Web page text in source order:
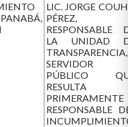
LIC. JORGE
PÉREZ,
RESPONSABLE
LA UNIDAD
TRANSPARENCIA,
SERVIDOR
PÚBLICO
RESULTA
PRIMERAMENTE
RESPONSABLE